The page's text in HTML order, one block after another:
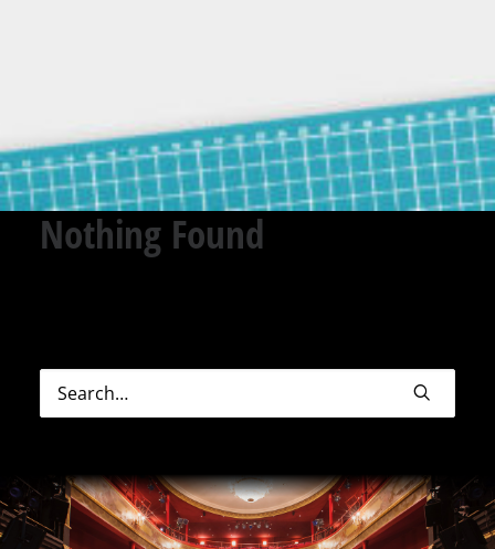
Nothing Found